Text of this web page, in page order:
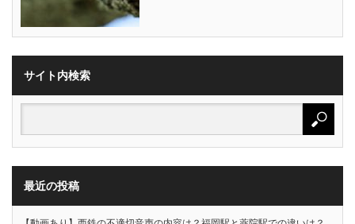
サイト内検索
最近の投稿